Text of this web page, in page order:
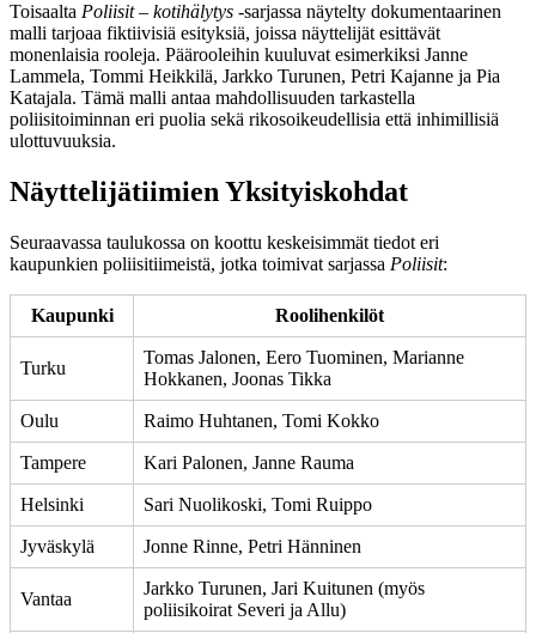
Toisaalta Poliisit – kotihälytys -sarjassa näytelty dokumentaarinen
malli tarjoaa fiktiivisiä esityksiä, joissa näyttelijät esittävät
monenlaisia rooleja. Päärooleihin kuuluvat esimerkiksi Janne
Lammela, Tommi Heikkilä, Jarkko Turunen, Petri Kajanne ja Pia
Katajala. Tämä malli antaa mahdollisuuden tarkastella
poliisitoiminnan eri puolia sekä rikosoikeudellisia että inhimillisiä
ulottuvuuksia.
Näyttelijätiimien Yksityiskohdat
Seuraavassa taulukossa on koottu keskeisimmät tiedot eri
kaupunkien poliisitiimeistä, jotka toimivat sarjassa Poliisit:
Kaupunki Roolihenkilöt
Turku
Tomas Jalonen, Eero Tuominen, Marianne
Hokkanen, Joonas Tikka
Oulu Raimo Huhtanen, Tomi Kokko
Tampere Kari Palonen, Janne Rauma
Helsinki Sari Nuolikoski, Tomi Ruippo
Jyväskylä Jonne Rinne, Petri Hänninen
Vantaa
Jarkko Turunen, Jari Kuitunen (myös
poliisikoirat Severi ja Allu)